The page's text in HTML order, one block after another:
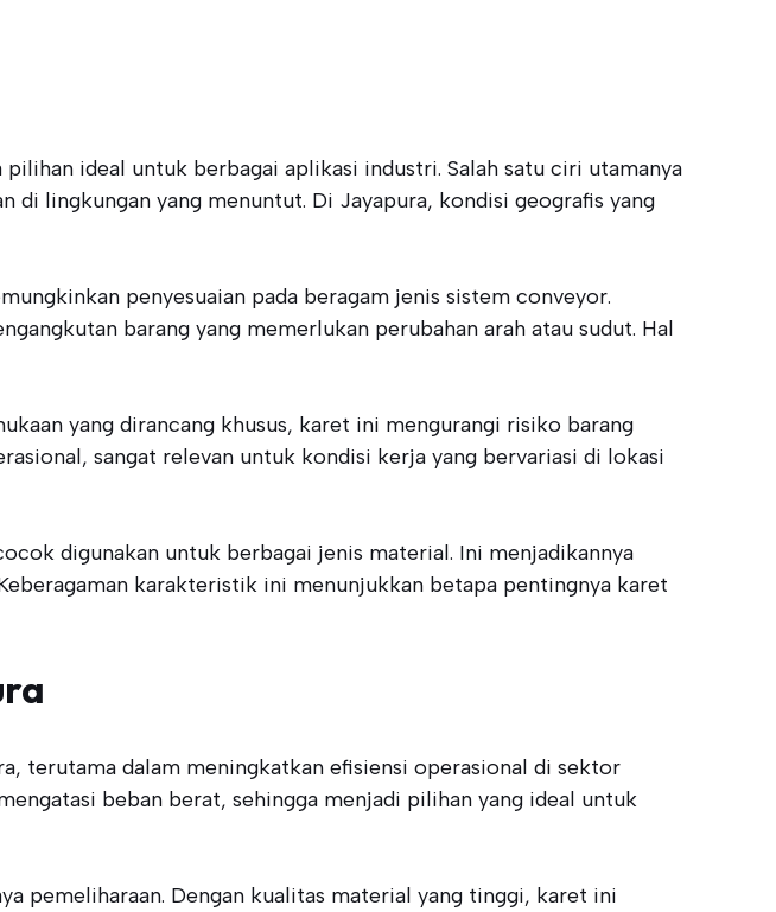
ideal untuk berbagai aplikasi industri. Salah satu ciri utamanya
di lingkungan yang menuntut. Di Jayapura, kondisi geografis yang
penyesuaian pada beragam jenis sistem conveyor.
barang yang memerlukan perubahan arah atau sudut. Hal
yang dirancang khusus, karet ini mengurangi risiko barang
sangat relevan untuk kondisi kerja yang bervariasi di lokasi
digunakan untuk berbagai jenis material. Ini menjadikannya
karakteristik ini menunjukkan betapa pentingnya karet
terutama dalam meningkatkan efisiensi operasional di sektor
beban berat, sehingga menjadi pilihan yang ideal untuk
pemeliharaan. Dengan kualitas material yang tinggi, karet ini